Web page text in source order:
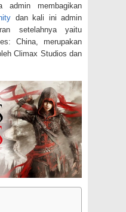
admin membagikan
dan kali ini admin
setelahnya yaitu
China, merupakan
Climax Studios dan